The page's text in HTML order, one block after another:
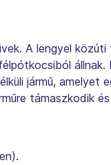
A lengyel
állnak.
jármű, amelyet
támaszkodik